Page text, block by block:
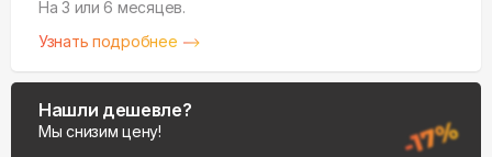
На 3 или 6 месяцев.
Узнать подробнее
Нашли дешевле?
Мы снизим цену!